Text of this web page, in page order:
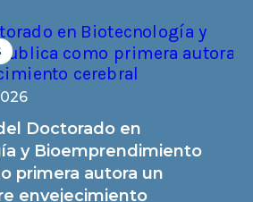
Doctorado en
y Bioemprendimiento
primera autora un
envejecimiento